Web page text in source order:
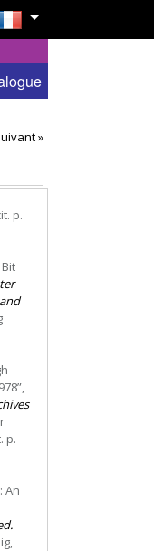
»
p.
p.
An